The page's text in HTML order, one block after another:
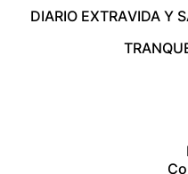
DIARIO EXTRAVIDA Y